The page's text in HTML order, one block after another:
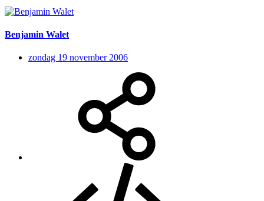
Benjamin Walet
zondag 19 november 2006